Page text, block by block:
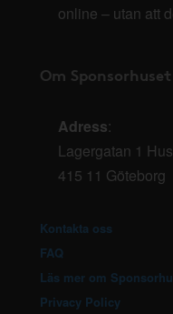
online – utan att
Om Sponsorhuset
Adress:
Lagergatan 1
415 11 Göteborg
Kontakta oss
FAQ
Läs mer om
Privacy Policy